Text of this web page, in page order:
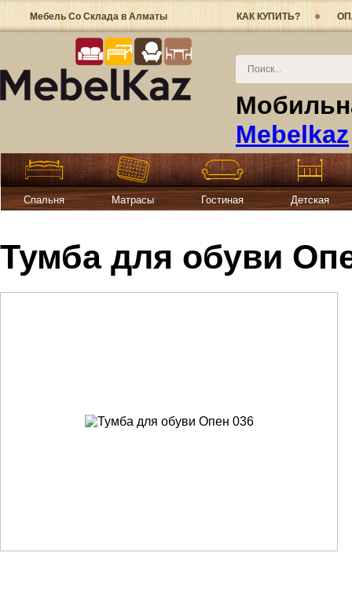
Мебель Со Склада в Алматы КАК КУПИТЬ?
Mebelkaz
Спальня Матрасы Гостиная Детская
Тумба для обуви